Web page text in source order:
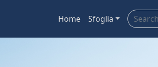
Home Sfoglia